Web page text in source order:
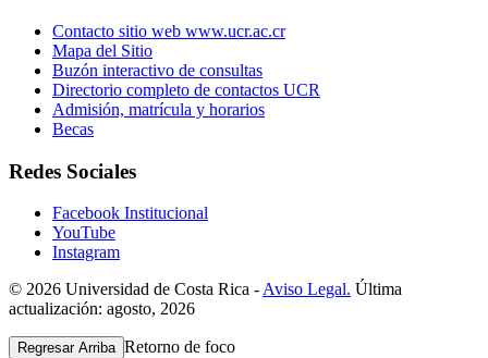
Contacto sitio web www.ucr.ac.cr
Mapa del Sitio
Buzón interactivo de consultas
Directorio completo de contactos UCR
Admisión, matrícula y horarios
Becas
Redes Sociales
Facebook Institucional
YouTube
Instagram
© 2026 Universidad de Costa Rica - Aviso Legal. Última
actualización: agosto, 2026
Regresar Arriba Retorno de foco